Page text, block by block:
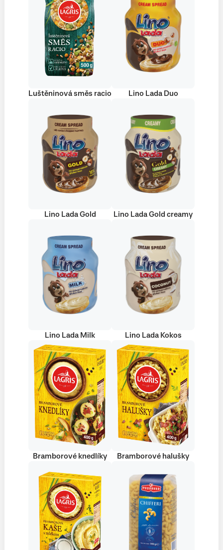
Luštěninová směs racio Lino Lada Duo
Lino Lada Gold Lino Lada Gold creamy
Lino Lada Milk Lino Lada Kokos
Bramborové knedlíky Bramborové halušky